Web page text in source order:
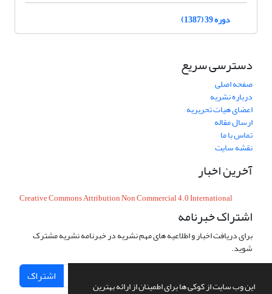
این وب سایت از کوکی ها برای اطمینان از ارائه بهترین
دوره 39 (1387)
دسترسی سریع
صفحه اصلی
درباره نشریه
اعضای هیات تحریریه
ارسال مقاله
تماس با ما
نقشه سایت
آخرین اخبار
Creative Commons Attribution Non Commercial 4.0 International
اشتراک خبرنامه
برای دریافت اخبار و اطلاعیه های مهم نشریه در خبرنامه نشریه مشترک
شوید.
اشتراک